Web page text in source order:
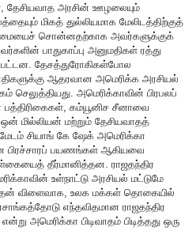
தேசியவாத அரசின் ஊழலையும்
மிகத் துல்லியமாக மேலிடத்திற்குத்
சொன்னதற்காக அவர்களுக்குக்
பாதுகாப்பு அனுமதிகள் ரத்து
தேசத்துரோகிகள்போல
ஆதரவான அமெரிக்க அரசியல்
செலுத்தியது. அமெரிக்காவின் பிரபலப்
பத்திரிகைகள், கம்யூனிச சீனாவை
மில்லியன் மற்றும் தேசியவாதத்
சியாங் கே ஷேக் அமெரிக்கா
பிரச்சாரப் பயணங்கள் ஆகியவை
தீர்மானித்தன. ராஜதந்திர
உள்நாட்டு அரசியல் மட்டுமே
விளைவாக, உலக மக்கள் தொகையில்
எந்தவிதமான ராஜதந்திர
அமெரிக்கா பிடிவாதம் பிடித்தது ஒரு